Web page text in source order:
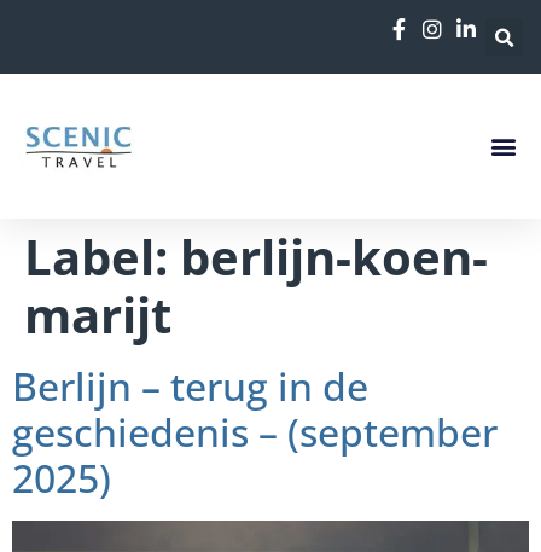
Label: berlijn-koen-
marijt
Berlijn – terug in de
geschiedenis – (september
2025)